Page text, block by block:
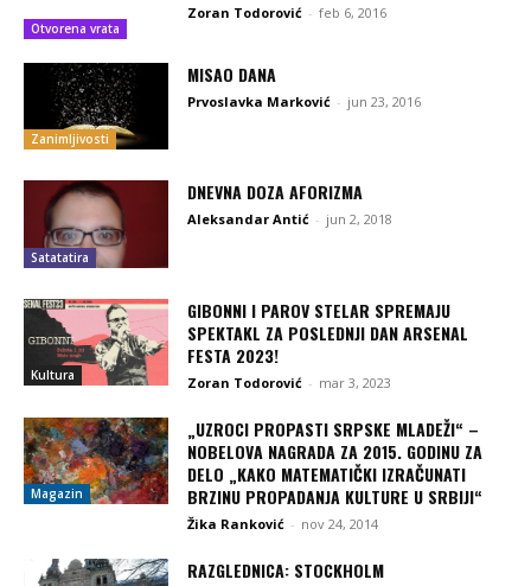
Otvorena vrata
Zoran Todorović - feb 6, 2016
Zanimljivosti
MISAO DANA
Prvoslavka Marković - jun 23, 2016
Satatatira
DNEVNA DOZA AFORIZMA
Aleksandar Antić - jun 2, 2018
Kultura
GIBONNI I PAROV STELAR SPREMAJU
SPEKTAKL ZA POSLEDNJI DAN ARSENAL
FESTA 2023!
Zoran Todorović - mar 3, 2023
Magazin
„UZROCI PROPASTI SRPSKE MLADEŽI“ –
NOBELOVA NAGRADA ZA 2015. GODINU ZA
DELO „KAKO MATEMATIČKI IZRAČUNATI
BRZINU PROPADANJA KULTURE U SRBIJI“
Žika Ranković - nov 24, 2014
RAZGLEDNICA: STOCKHOLM